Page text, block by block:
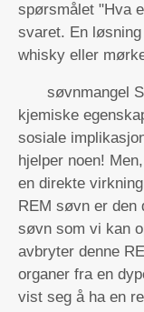
spørsmålet "Hva
svaret. En
whisky eller
søvnmangel
kjemiske
sosiale
hjelper noen!
en direkte
REM søvn er den
søvn som vi kan
avbryter denne
organer fra en
vist seg å ha en